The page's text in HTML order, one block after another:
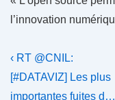
l’innovation
Navigation
de
Previous
Post
is
‹ RT @CNIL:
[#DATAVIZ] Les plus
importantes fuites d…